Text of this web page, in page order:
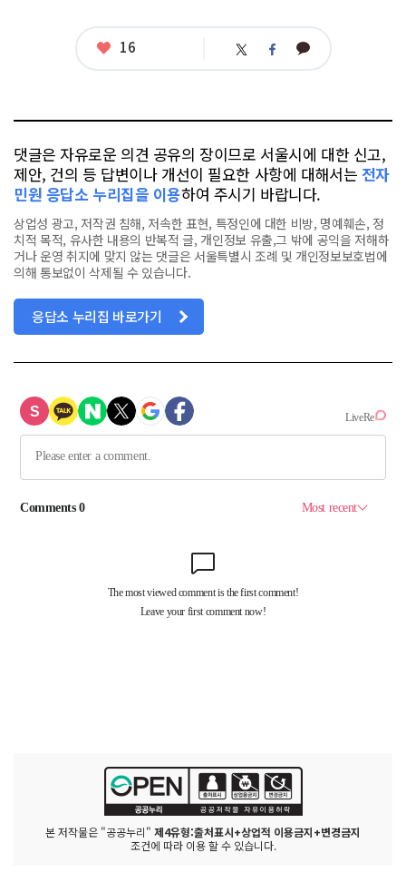
좋
16 트 페 카
댓글은 자유로운 의견 공유의 장이므로 서울시에 대한 신고,
제안, 건의 등 답변이나 개선이 필요한 사항에 대해서는 전자
민원 응답소 누리집을 이용하여 주시기 바랍니다.
상업성 광고, 저작권 침해, 저속한 표현, 특정인에 대한 비방, 명예훼손, 정
치적 목적, 유사한 내용의 반복적 글, 개인정보 유출,그 밖에 공익을 저해하
거나 운영 취지에 맞지 않는 댓글은 서울특별시 조례 및 개인정보보호법에
의해 통보없이 삭제될 수 있습니다.
응답소 누리집 바로가기
본 저작물은 "공공누리" 제4유형:출처표시+상업적 이용금지+변경금지
조건에 따라 이용 할 수 있습니다.